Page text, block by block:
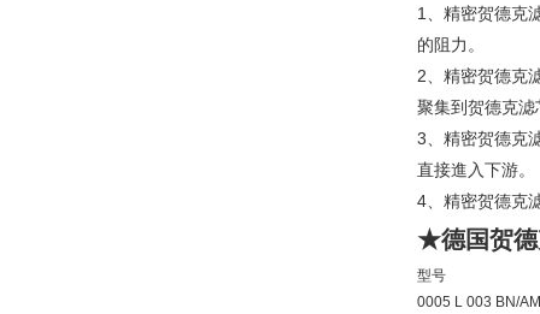
1、精密贺德克
的阻力。
2、精密贺德克
聚集到贺德克
3、精密贺德克
直接進入下游。
4、精密贺德克
★德国贺
型号
0005 L 003 BN/